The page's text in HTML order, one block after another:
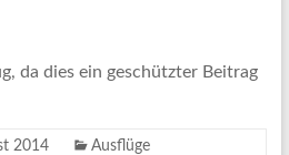
da dies ein geschützter Beitrag
2014 Ausflüge